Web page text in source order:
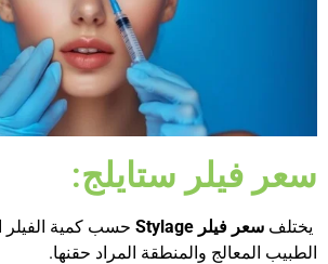
سعر فيلر ستايلج:
يختلف سعر فيلر Stylage حسب كمية الفيلر
الطبيب المعالج والمنطقة المراد حقنها.